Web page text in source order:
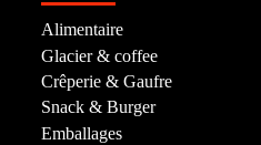
Alimentaire
Glacier & coffee
Crêperie & Gaufre
Snack & Burger
Emballages